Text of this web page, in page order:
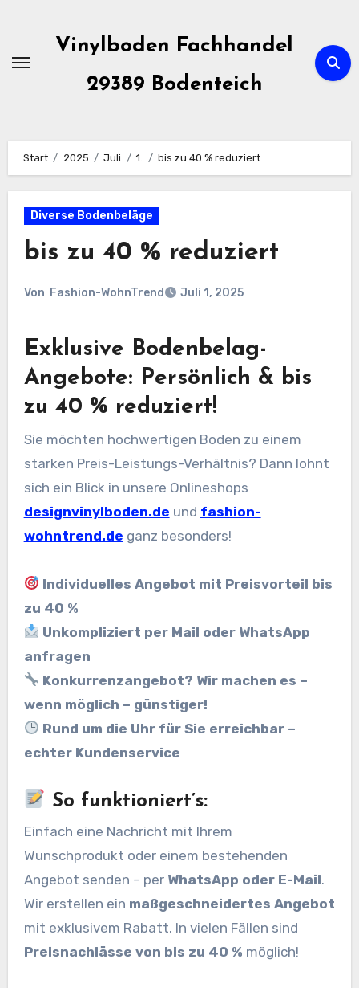
springen
Vinylboden Fachhandel
29389 Bodenteich
Start 2025 Juli 1. bis zu 40 % reduziert
Diverse Bodenbeläge
bis zu 40 % reduziert
Von Fashion-WohnTrend Juli 1, 2025
Exklusive Bodenbelag-
Angebote: Persönlich & bis
zu 40 % reduziert!
Sie möchten hochwertigen Boden zu einem
starken Preis-Leistungs-Verhältnis? Dann lohnt
sich ein Blick in unsere Onlineshops
designvinylboden.de und fashion-
wohntrend.de ganz besonders!
Individuelles Angebot mit Preisvorteil bis
zu 40 %
Unkompliziert per Mail oder WhatsApp
anfragen
Konkurrenzangebot? Wir machen es –
wenn möglich – günstiger!
Rund um die Uhr für Sie erreichbar –
echter Kundenservice
So funktioniert’s:
Einfach eine Nachricht mit Ihrem
Wunschprodukt oder einem bestehenden
Angebot senden – per WhatsApp oder E-Mail.
Wir erstellen ein maßgeschneidertes Angebot
mit exklusivem Rabatt. In vielen Fällen sind
Preisnachlässe von bis zu 40 % möglich!